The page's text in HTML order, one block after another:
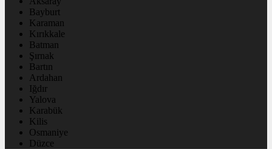
Bayburt
Karaman
Kırıkkale
Batman
Şırnak
Bartın
Ardahan
Iğdır
Yalova
Karabük
Kilis
Osmaniye
Düzce